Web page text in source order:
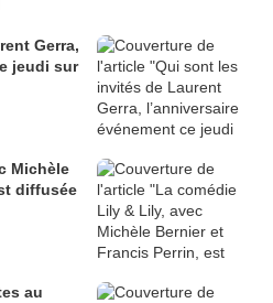
Gerra,
jeudi sur
Michèle
diffusée
au